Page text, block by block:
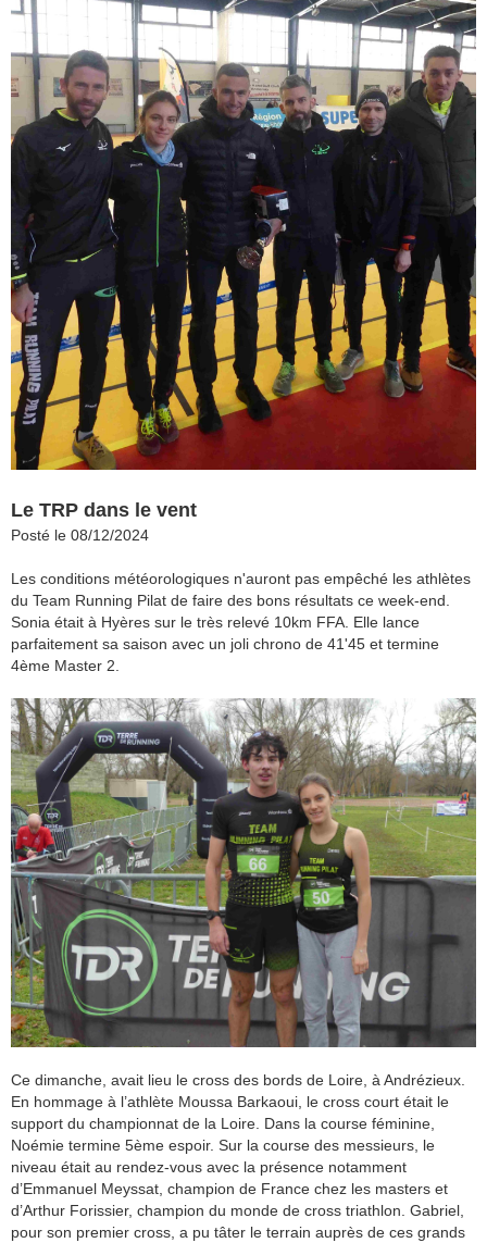
Le TRP dans le vent
Posté le 08/12/2024
Les conditions météorologiques n'auront pas empêché les athlètes
du Team Running Pilat de faire des bons résultats ce week-end.
Sonia était à Hyères sur le très relevé 10km FFA. Elle lance
parfaitement sa saison avec un joli chrono de 41'45 et termine
4ème Master 2.
Ce dimanche, avait lieu le cross des bords de Loire, à Andrézieux.
En hommage à l’athlète Moussa Barkaoui, le cross court était le
support du championnat de la Loire. Dans la course féminine,
Noémie termine 5ème espoir. Sur la course des messieurs, le
niveau était au rendez-vous avec la présence notamment
d’Emmanuel Meyssat, champion de France chez les masters et
d’Arthur Forissier, champion du monde de cross triathlon. Gabriel,
pour son premier cross, a pu tâter le terrain auprès de ces grands